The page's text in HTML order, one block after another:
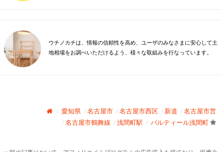
ウチノカチは、情報の信頼性を高め、ユーザのみなさまに安心して土
地相場をお調べいただけるよう、様々な取組みを行なっています。
愛知県 名古屋市 名古屋市西区 新道
名古屋市営
名古屋市鶴舞線
浅間町駅 パルティール浅間町